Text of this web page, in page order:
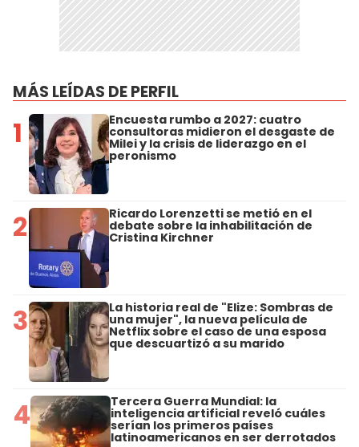
MÁS LEÍDAS DE PERFIL
1 Encuesta rumbo a 2027: cuatro
consultoras midieron el desgaste de
Milei y la crisis de liderazgo en el
peronismo
2 Ricardo Lorenzetti se metió en el
debate sobre la inhabilitación de
Cristina Kirchner
3 La historia real de "Elize: Sombras de
una mujer", la nueva película de
Netflix sobre el caso de una esposa
que descuartizó a su marido
4 Tercera Guerra Mundial: la
inteligencia artificial reveló cuáles
serían los primeros países
latinoamericanos en ser derrotados